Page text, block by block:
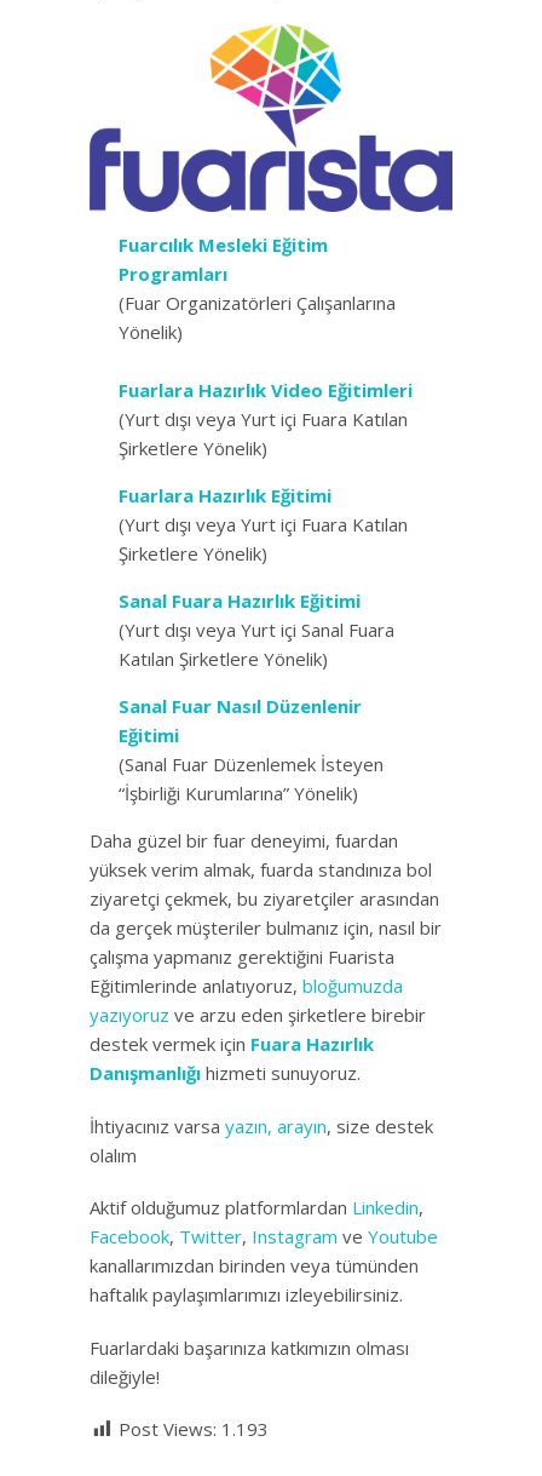
Fuarcılık Mesleki Eğitim
Programları
(Fuar Organizatörleri Çalışanlarına
Yönelik)
Fuarlara Hazırlık Video Eğitimleri
(Yurt dışı veya Yurt içi Fuara Katılan
Şirketlere Yönelik)
Fuarlara Hazırlık Eğitimi
(Yurt dışı veya Yurt içi Fuara Katılan
Şirketlere Yönelik)
Sanal Fuara Hazırlık Eğitimi
(Yurt dışı veya Yurt içi Sanal Fuara
Katılan Şirketlere Yönelik)
Sanal Fuar Nasıl Düzenlenir
Eğitimi
(Sanal Fuar Düzenlemek İsteyen
“İşbirliği Kurumlarına” Yönelik)
Daha güzel bir fuar deneyimi, fuardan
yüksek verim almak, fuarda standınıza bol
ziyaretçi çekmek, bu ziyaretçiler arasından
da gerçek müşteriler bulmanız için, nasıl bir
çalışma yapmanız gerektiğini Fuarista
Eğitimlerinde anlatıyoruz, bloğumuzda
yazıyoruz ve arzu eden şirketlere birebir
destek vermek için Fuara Hazırlık
Danışmanlığı hizmeti sunuyoruz.
İhtiyacınız varsa yazın, arayın, size destek
olalım
Aktif olduğumuz platformlardan Linkedin,
Facebook, Twitter, Instagram ve Youtube
kanallarımızdan birinden veya tümünden
haftalık paylaşımlarımızı izleyebilirsiniz.
Fuarlardaki başarınıza katkımızın olması
dileğiyle!
Post Views: 1.193